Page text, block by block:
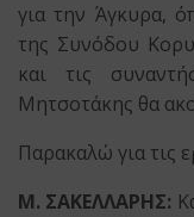
για την Άγκυρα,
της Συνόδου
και τις
Μητσοτάκης θα
Παρακαλώ για τις
Μ. ΣΑΚΕΛΛΑΡΗΣ: